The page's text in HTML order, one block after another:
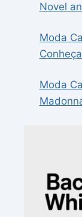
Novel
Moda
Moda